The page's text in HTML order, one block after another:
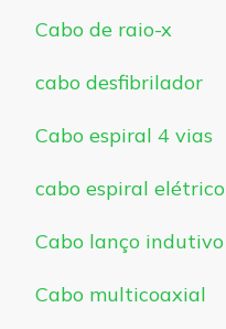
Cabo de raio-x
cabo desfibrilador
Cabo espiral 4 vias
cabo espiral elétrico
Cabo lanço indutivo
Cabo multicoaxial